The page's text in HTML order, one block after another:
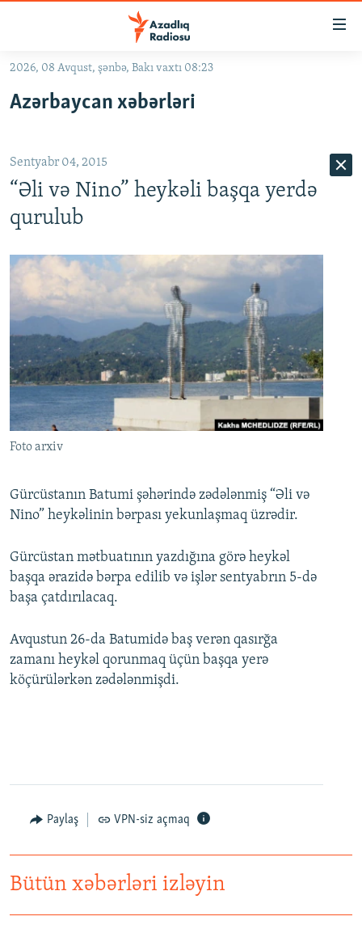
Əsas
qayıt
qayıt
Axtarışa
#ƏSLINDƏ
QANUNI DOĞRU
ARAŞDIRMA
MULTIMEDIA
VIDEO
FOTOQALEREYA
İNFOQRAFIKA
KARIKATURA
RADIO ARXIV
OXU ZALI
AZƏRBAYCAN ƏDƏBIYYATI KITABXANASI
İSLAM VƏ DEMOKRATIYA
HAQQIMIZDA
MISSIYAMIZ
PEŞƏ ETIKASI VƏ JURNALISTIKA STANDARTLARIMIZ
BIZIMLƏ ƏLAQƏ
XƏBƏR BÜLLETENLƏRIMIZ
2026, 08 Avqust, şənbə, Bakı vaxtı 08:23
Azərbaycan xəbərləri
Sentyabr 04, 2015
“Əli və Nino” heykəli başqa yerdə
qurulub
Foto arxiv
Gürcüstanın Batumi şəhərində zədələnmiş “Əli və
Nino” heykəlinin bərpası yekunlaşmaq üzrədir.
Gürcüstan mətbuatının yazdığına görə heykəl
başqa ərazidə bərpa edilib və işlər sentyabrın 5-də
başa çatdırılacaq.
Avqustun 26-da Batumidə baş verən qasırğa
zamanı heykəl qorunmaq üçün başqa yerə
köçürülərkən zədələnmişdi.
Paylaş VPN-siz açmaq
Bütün xəbərləri izləyin